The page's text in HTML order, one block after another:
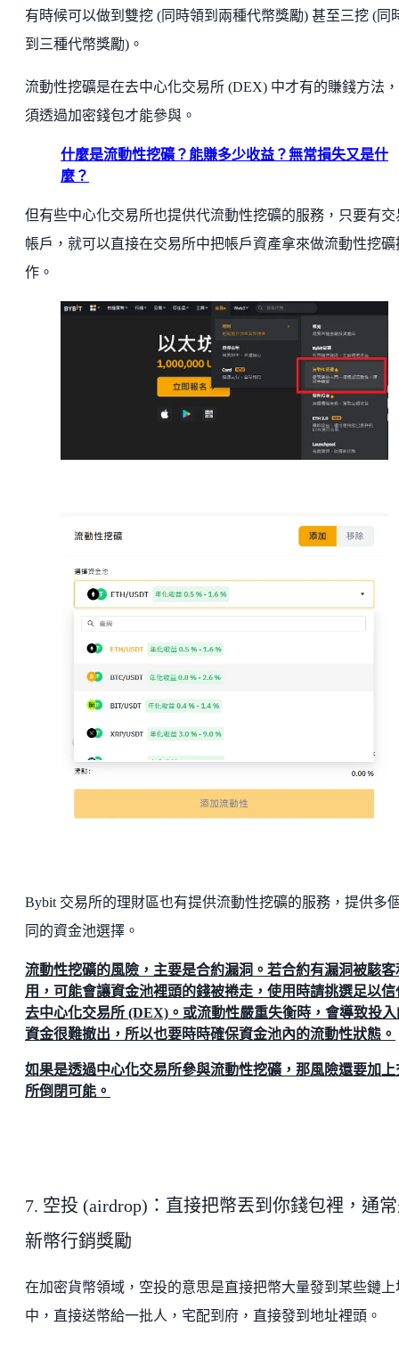
有時候可以做到雙挖 (同時領到兩種代幣獎勵) 甚至三挖 (同
到三種代幣獎勵)。
流動性挖礦是在去中心化交易所 (DEX) 中才有的賺錢方法
須透過加密錢包才能參與。
什麼是流動性挖礦？能賺多少收益？無常損失又是什
麼？
但有些中心化交易所也提供代流動性挖礦的服務，只要有交
帳戶，就可以直接在交易所中把帳戶資產拿來做流動性挖礦
作。
Bybit 交易所的理財區也有提供流動性挖礦的服務，提供多
同的資金池選擇。
流動性挖礦的風險，主要是合約漏洞。若合約有漏洞被駭客
用，可能會讓資金池裡頭的錢被捲走，使用時請挑選足以信
去中心化交易所 (DEX)。或流動性嚴重失衡時，會導致投入
資金很難撤出，所以也要時時確保資金池內的流動性狀態。
如果是透過中心化交易所參與流動性挖礦，那風險還要加上
所倒閉可能。
7. 空投 (airdrop)：直接把幣丟到你錢包裡，通
新幣行銷獎勵
在加密貨幣領域，空投的意思是直接把幣大量發到某些鏈上
中，直接送幣給一批人，宅配到府，直接發到地址裡頭。